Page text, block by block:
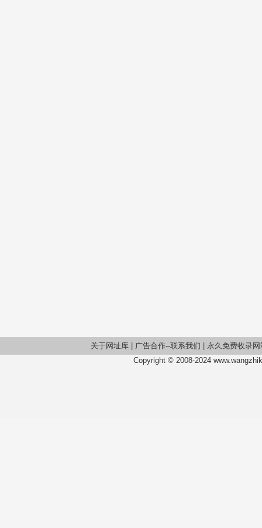
关于网址库| 广告合作--联系我们
永久免费收录网
Copyright © 2008-2024